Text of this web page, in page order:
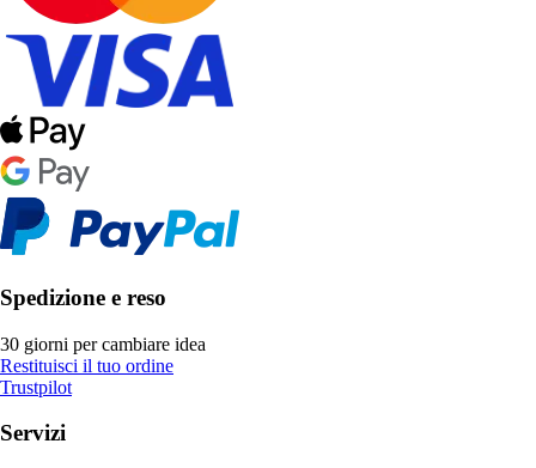
Spedizione e reso
30 giorni per cambiare idea
Restituisci il tuo ordine
Trustpilot
Servizi